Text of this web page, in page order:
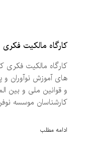
کارگاه مالکیت فکری
کارگاه مالکیت فکری
های آموزش نوآوران
و قوانین ملی و بین
کارشناسان موسسه
ادامه مطلب